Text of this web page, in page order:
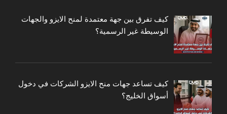
كيف تفرق بين جهة معتمدة لمنح الايزو والجهات
الوسيطة غير الرسمية؟
كيف تساعد جهات منح الايزو الشركات في دخول
أسواق الخليج؟